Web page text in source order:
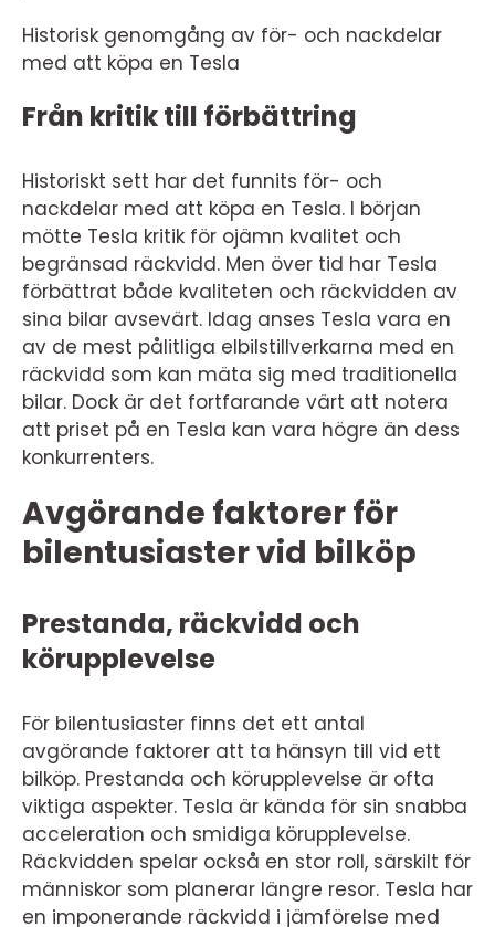
Historisk genomgång av för- och nackdelar
med att köpa en Tesla
Från kritik till förbättring
Historiskt sett har det funnits för- och
nackdelar med att köpa en Tesla. I början
mötte Tesla kritik för ojämn kvalitet och
begränsad räckvidd. Men över tid har Tesla
förbättrat både kvaliteten och räckvidden av
sina bilar avsevärt. Idag anses Tesla vara en
av de mest pålitliga elbilstillverkarna med en
räckvidd som kan mäta sig med traditionella
bilar. Dock är det fortfarande värt att notera
att priset på en Tesla kan vara högre än dess
konkurrenters.
Avgörande faktorer för
bilentusiaster vid bilköp
Prestanda, räckvidd och
körupplevelse
För bilentusiaster finns det ett antal
avgörande faktorer att ta hänsyn till vid ett
bilköp. Prestanda och körupplevelse är ofta
viktiga aspekter. Tesla är kända för sin snabba
acceleration och smidiga körupplevelse.
Räckvidden spelar också en stor roll, särskilt för
människor som planerar längre resor. Tesla har
en imponerande räckvidd i jämförelse med